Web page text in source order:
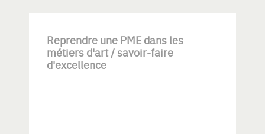
Reprendre une PME dans les
métiers d'art / savoir-faire
d'excellence